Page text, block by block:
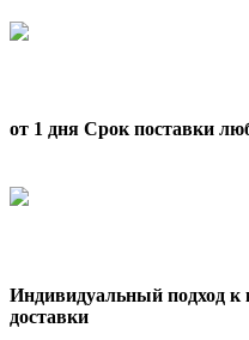
от 1 дня Срок поставки
Индивидуальный подход к
доставки